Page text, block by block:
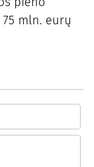
mln. eurų